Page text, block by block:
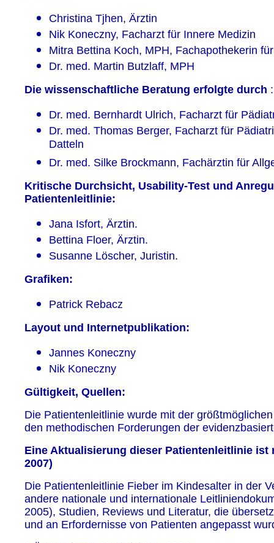
Christina Tjhen, Ärztin
Nik Koneczny, Facharzt für Innere Medizin
Mitra Bettina Koch, MPH, Fachapothekerin
Dr. med. Martin Butzlaff, MPH
Die wissenschaftliche Beratung erfolgte durch :
Dr. med. Bernhardt Ulrich, Facharzt für
Dr. med. Thomas Berger, Facharzt für
Datteln
Dr. med. Silke Brockmann, Fachärztin für
Kritische Durchsicht, Usability-Test und
Patientenleitlinie:
Jana Isfort, Ärztin.
Bettina Floer, Ärztin.
Susanne Löscher, Juristin.
Grafiken:
Patrick Rebacz
Layout und Internetpublikation:
Jannes Koneczny
Nik Koneczny
Gültigkeit, Quellen:
Die Patientenleitlinie wurde mit der
den methodischen Forderungen der
Eine Aktualisierung dieser Patientenleitlinie ist
2007)
Die Patientenleitlinie Fieber im Kindesalter in der
andere nationale und internationale
2005), Studien, Reviews und Literatur, die
und an Erfordernisse von Patienten angepasst